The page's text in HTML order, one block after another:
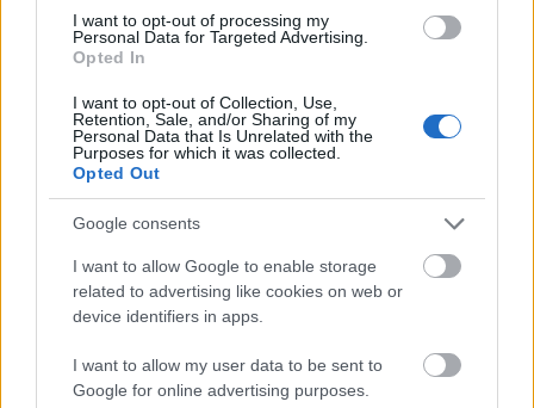
I want to opt-out of processing my
Personal Data for Targeted Advertising.
Opted In
I want to opt-out of Collection, Use,
Retention, Sale, and/or Sharing of my
Personal Data that Is Unrelated with the
Purposes for which it was collected.
Opted Out
Google consents
I want to allow Google to enable storage
related to advertising like cookies on web or
device identifiers in apps.
I want to allow my user data to be sent to
Google for online advertising purposes.
Για την πρόσκληση εκδήλωσης ενδιαφέροντος:
4520/26-05-2026 Κωδικός θέσης:…Η
υπογεγραμμένη είτε χειρόγραφα με βεβαίωση
γνήσιου υπογραφής από ΚΕΠ ή αστυνομικό τμήμα
είτε με ψηφιακή βεβαίωση εγγράφου μέσω της
πύλης gov.gr
χρονική περίοδος υποβολής της αίτησης
υπεύθυνης δήλωσηςμε τα επισυναπτόμενα
δικαιολογητικά ορίζεται από 28 Μαΐου 2026 έως
και 11 Ιουνίου 026 έως τις 14:00 ώρα.